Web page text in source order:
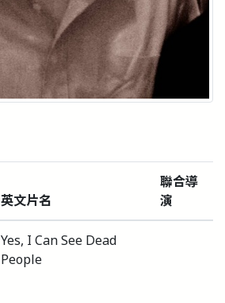
英文片名
聯合導
演
Yes, I Can See Dead
People